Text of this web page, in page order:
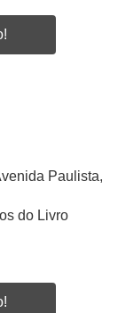
Paulista,
do Livro